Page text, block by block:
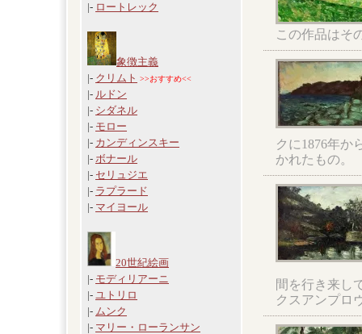
|- ロートレック
象徴主義
|- クリムト >>おすすめ<<
|- ルドン
|- シダネル
|- モロー
|- カンディンスキー
|- ボナール
|- セリュジエ
|- ラプラード
|- マイヨール
20世紀絵画
|- モディリアーニ
|- ユトリロ
|- ムンク
|- マリー・ローランサン
この作品はそ
クに1876年か
かれたもの。
間を行き来し
クスアンプロ